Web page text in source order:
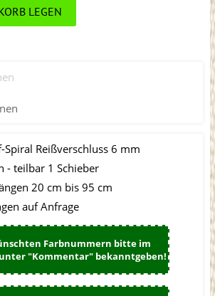
LEGEN
Spiral Reißverschluss 6 mm
- teilbar 1 Schieber
20 cm bis 95 cm
auf Anfrage
Farbnummern bitte im
"Kommentar" bekanntgeben!